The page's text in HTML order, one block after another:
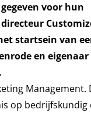
voor hun
startsein van
en eigenaar
Management.
op bedrijfskundig